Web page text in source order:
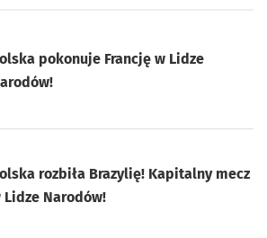
pokonuje Francję w Lidze
rozbiła Brazylię! Kapitalny mecz
Lidze Narodów!